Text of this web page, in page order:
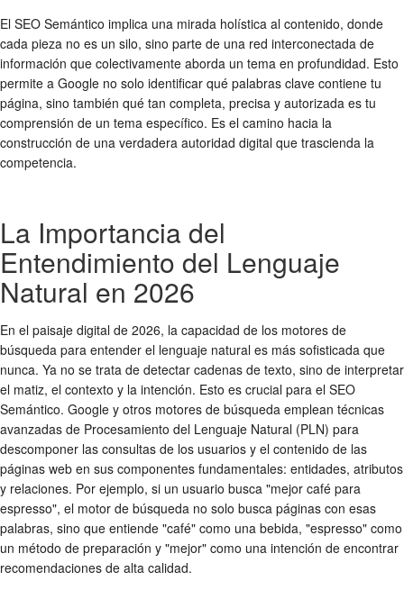
El SEO Semántico implica una mirada holística al contenido, donde
cada pieza no es un silo, sino parte de una red interconectada de
información que colectivamente aborda un tema en profundidad. Esto
permite a Google no solo identificar qué palabras clave contiene tu
página, sino también qué tan completa, precisa y autorizada es tu
comprensión de un tema específico. Es el camino hacia la
construcción de una verdadera autoridad digital que trascienda la
competencia.
La Importancia del
Entendimiento del Lenguaje
Natural en 2026
En el paisaje digital de 2026, la capacidad de los motores de
búsqueda para entender el lenguaje natural es más sofisticada que
nunca. Ya no se trata de detectar cadenas de texto, sino de interpretar
el matiz, el contexto y la intención. Esto es crucial para el SEO
Semántico. Google y otros motores de búsqueda emplean técnicas
avanzadas de Procesamiento del Lenguaje Natural (PLN) para
descomponer las consultas de los usuarios y el contenido de las
páginas web en sus componentes fundamentales: entidades, atributos
y relaciones. Por ejemplo, si un usuario busca "mejor café para
espresso", el motor de búsqueda no solo busca páginas con esas
palabras, sino que entiende "café" como una bebida, "espresso" como
un método de preparación y "mejor" como una intención de encontrar
recomendaciones de alta calidad.